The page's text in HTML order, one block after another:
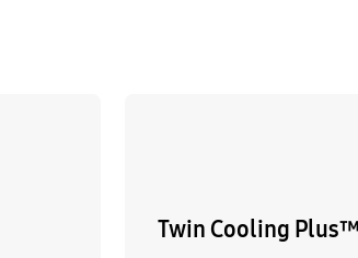
Twin Cooling